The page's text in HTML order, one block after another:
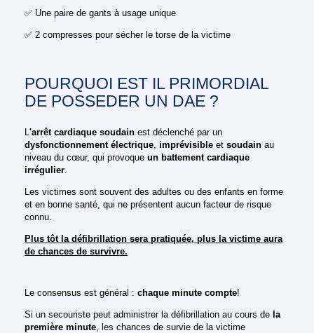
✅ Une paire de gants à usage unique
✅ 2 compresses pour sécher le torse de la victime
POURQUOI EST IL PRIMORDIAL
DE POSSEDER UN DAE ?
L'arrêt cardiaque soudain est déclenché par un
dysfonctionnement électrique, imprévisible et soudain au
niveau du cœur, qui provoque un battement cardiaque
irrégulier.
Les victimes sont souvent des adultes ou des enfants en forme
et en bonne santé, qui ne présentent aucun facteur de risque
connu.
Plus tôt la défibrillation sera pratiquée, plus la victime aura
de chances de survivre.
Le consensus est général : chaque minute compte!
Si un secouriste peut administrer la défibrillation au cours de la
première minute, les chances de survie de la victime